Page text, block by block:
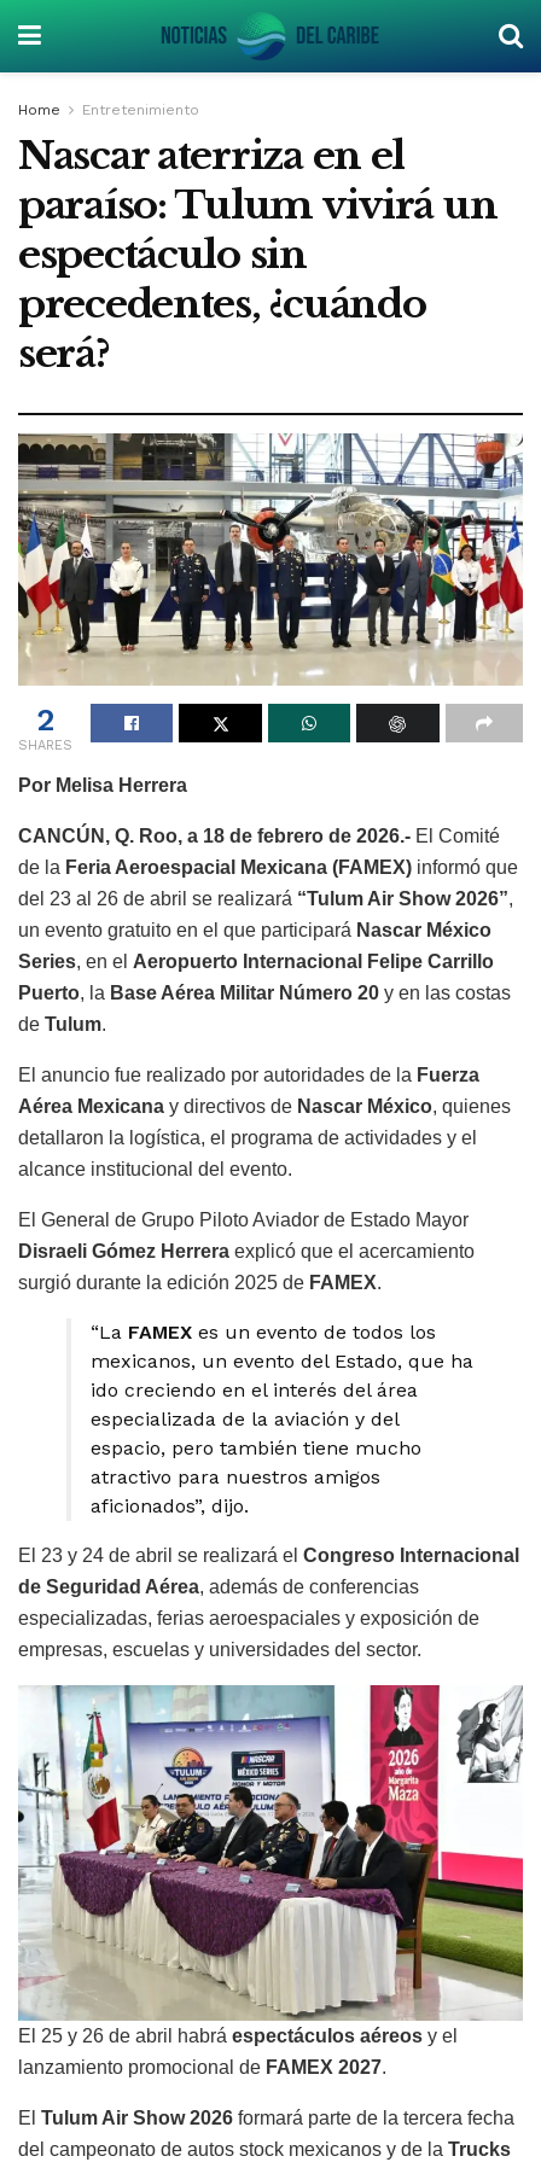
Home Entretenimiento
Nascar aterriza en el
paraíso: Tulum vivirá un
espectáculo sin
precedentes, ¿cuándo
será?
2
SHARES
Por Melisa Herrera
CANCÚN, Q. Roo, a 18 de febrero de 2026.- El Comité
de la Feria Aeroespacial Mexicana (FAMEX) informó que
del 23 al 26 de abril se realizará “Tulum Air Show 2026”,
un evento gratuito en el que participará Nascar México
Series, en el Aeropuerto Internacional Felipe Carrillo
Puerto, la Base Aérea Militar Número 20 y en las costas
de Tulum.
El anuncio fue realizado por autoridades de la Fuerza
Aérea Mexicana y directivos de Nascar México, quienes
detallaron la logística, el programa de actividades y el
alcance institucional del evento.
El General de Grupo Piloto Aviador de Estado Mayor
Disraeli Gómez Herrera explicó que el acercamiento
surgió durante la edición 2025 de FAMEX.
“La FAMEX es un evento de todos los
mexicanos, un evento del Estado, que ha
ido creciendo en el interés del área
especializada de la aviación y del
espacio, pero también tiene mucho
atractivo para nuestros amigos
aficionados”, dijo.
El 23 y 24 de abril se realizará el Congreso Internacional
de Seguridad Aérea, además de conferencias
especializadas, ferias aeroespaciales y exposición de
empresas, escuelas y universidades del sector.
El 25 y 26 de abril habrá espectáculos aéreos y el
lanzamiento promocional de FAMEX 2027.
El Tulum Air Show 2026 formará parte de la tercera fecha
del campeonato de autos stock mexicanos y de la Trucks